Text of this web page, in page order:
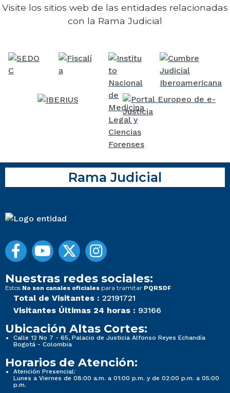
Visite los sitios web de las entidades relacionadas
con la Rama Judicial
Rama Judicial
Nuestras redes sociales:
Estos No son canales oficiales para tramitar PQRSDF
Total de Visitantes : 22191721
Visitantes Últimas 24 horas : 93166
Ubicación Altas Cortes:
Calle 12 No 7 - 65, Palacio de Justicia Alfonso Reyes Echandía
Bogotá - Colombia
Horarios de Atención:
Atención Presencial:
Lunes a Viernes de 08:00 a.m. a 01:00 p.m. y de 02:00 p.m. a 05:00
p.m.